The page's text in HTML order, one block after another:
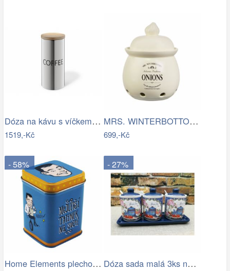
Dóza na kávu s víčkem z bambusu ZACK
1519,-Kč
MRS. WINTERBOTTOM\'S Dóza na cibuli
699,-Kč
- 58%
Home Elements plechová dóza Nejlepší…
- 27%
Dóza sada malá 3ks na tácku FRESH TEA